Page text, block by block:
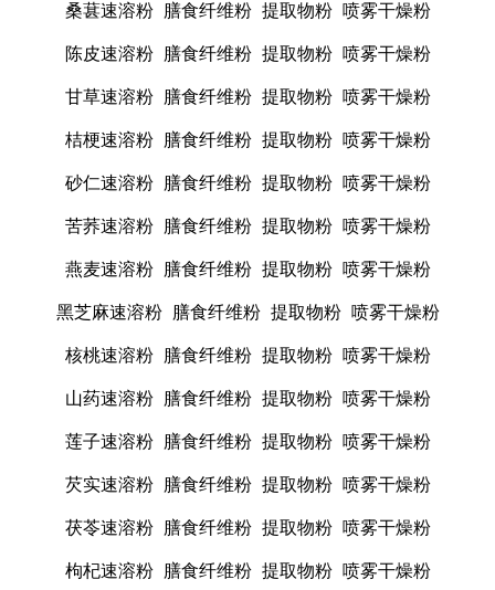
桑葚速溶粉 膳食纤维粉 提取物粉 喷雾干燥粉
陈皮速溶粉 膳食纤维粉 提取物粉 喷雾干燥粉
甘草速溶粉 膳食纤维粉 提取物粉 喷雾干燥粉
桔梗速溶粉 膳食纤维粉 提取物粉 喷雾干燥粉
砂仁速溶粉 膳食纤维粉 提取物粉 喷雾干燥粉
苦荞速溶粉 膳食纤维粉 提取物粉 喷雾干燥粉
燕麦速溶粉 膳食纤维粉 提取物粉 喷雾干燥粉
黑芝麻速溶粉 膳食纤维粉 提取物粉 喷雾干燥粉
核桃速溶粉 膳食纤维粉 提取物粉 喷雾干燥粉
山药速溶粉 膳食纤维粉 提取物粉 喷雾干燥粉
莲子速溶粉 膳食纤维粉 提取物粉 喷雾干燥粉
芡实速溶粉 膳食纤维粉 提取物粉 喷雾干燥粉
茯苓速溶粉 膳食纤维粉 提取物粉 喷雾干燥粉
枸杞速溶粉 膳食纤维粉 提取物粉 喷雾干燥粉